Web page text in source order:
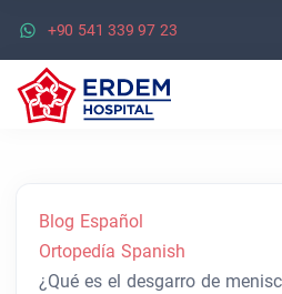
+90 541 339 97 23
Blog Español
Ortopedía Spanish
¿Qué es el desgarro de